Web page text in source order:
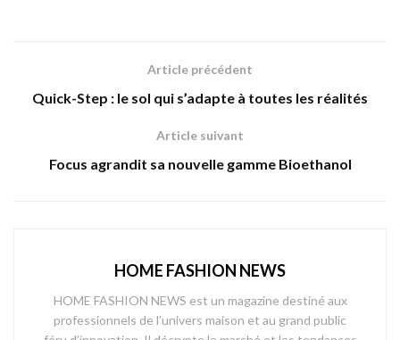
Article précédent
Quick-Step : le sol qui s’adapte à toutes les réalités
Article suivant
Focus agrandit sa nouvelle gamme Bioethanol
HOME FASHION NEWS
HOME FASHION NEWS est un magazine destiné aux
professionnels de l’univers maison et au grand public